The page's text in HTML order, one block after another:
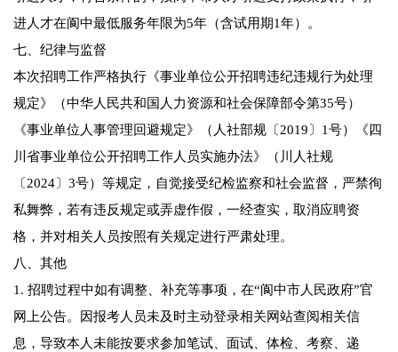
进人才在阆中最低服务年限为5年（含试用期1年）。
七、纪律与监督
本次招聘工作严格执行《事业单位公开招聘违纪违规行为处理
规定》（中华人民共和国人力资源和社会保障部令第35号）
《事业单位人事管理回避规定》（人社部规〔2019〕1号）《四
川省事业单位公开招聘工作人员实施办法》（川人社规
〔2024〕3号）等规定，自觉接受纪检监察和社会监督，严禁徇
私舞弊，若有违反规定或弄虚作假，一经查实，取消应聘资
格，并对相关人员按照有关规定进行严肃处理。
八、其他
1. 招聘过程中如有调整、补充等事项，在“阆中市人民政府”官
网上公告。因报考人员未及时主动登录相关网站查阅相关信
息，导致本人未能按要求参加笔试、面试、体检、考察、递